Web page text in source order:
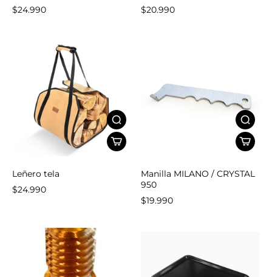
$24.990
$20.990
Leñero tela
$24.990
Manilla MILANO / CRYSTAL
950
$19.990